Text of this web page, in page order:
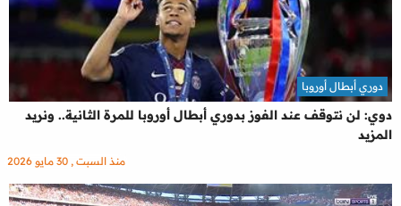
دوي: لن نتوقف عند الفوز بدوري أبطال أوروبا للمرة الثانية.. ونريد
المزيد
دوري أبطال أوروبا
منذ السبت , 30 مايو 2026